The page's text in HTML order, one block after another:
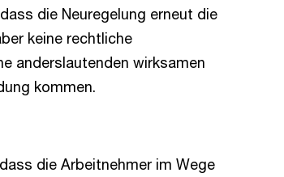
die Neuregelung erneut die
keine rechtliche
anderslautenden wirksamen
kommen.
die Arbeitnehmer im Wege